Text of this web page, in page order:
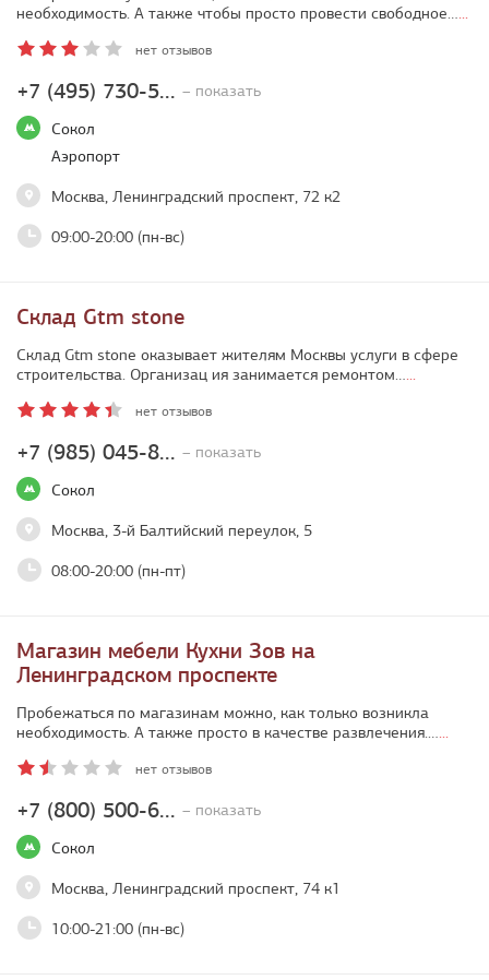
+7 (495) 730-5... – показать
Сокол
Аэропорт
Москва, Ленинградский проспект, 72 к2
09:00-20:00 (пн-вс)
необходимость. А также чтобы просто провести свободное…...
нет отзывов
Склад Gtm stone
+7 (985) 045-8... – показать
Сокол
Москва, 3-й Балтийский переулок, 5
08:00-20:00 (пн-пт)
Склад Gtm stone оказывает жителям Москвы услуги в сфере
строительства. Организац ия занимается ремонтом…...
нет отзывов
Магазин мебели Кухни Зов на
Ленинградском проспекте
+7 (800) 500-6... – показать
Сокол
Москва, Ленинградский проспект, 74 к1
10:00-21:00 (пн-вс)
Пробежаться по магазинам можно, как только возникла
необходимость. А также просто в качестве развлечения.…...
нет отзывов